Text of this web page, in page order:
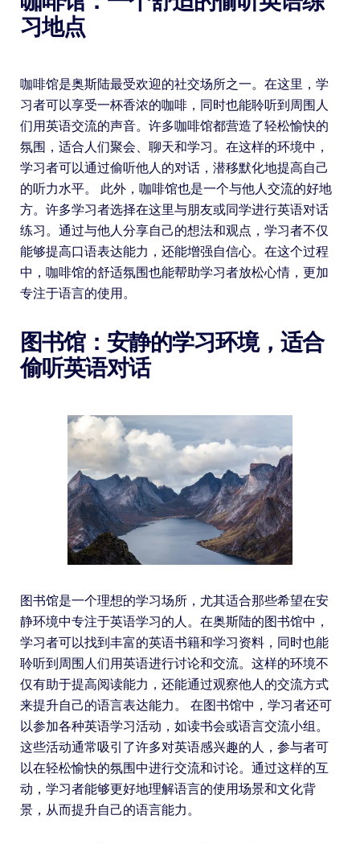
习地点
咖啡馆是奥斯陆最受欢迎的社交场所之一。在这里，学
习者可以享受一杯香浓的咖啡，同时也能聆听到周围人
们用英语交流的声音。许多咖啡馆都营造了轻松愉快的
氛围，适合人们聚会、聊天和学习。在这样的环境中，
学习者可以通过偷听他人的对话，潜移默化地提高自己
的听力水平。 此外，咖啡馆也是一个与他人交流的好地
方。许多学习者选择在这里与朋友或同学进行英语对话
练习。通过与他人分享自己的想法和观点，学习者不仅
能够提高口语表达能力，还能增强自信心。在这个过程
中，咖啡馆的舒适氛围也能帮助学习者放松心情，更加
专注于语言的使用。
图书馆：安静的学习环境，适合
偷听英语对话
图书馆是一个理想的学习场所，尤其适合那些希望在安
静环境中专注于英语学习的人。在奥斯陆的图书馆中，
学习者可以找到丰富的英语书籍和学习资料，同时也能
聆听到周围人们用英语进行讨论和交流。这样的环境不
仅有助于提高阅读能力，还能通过观察他人的交流方式
来提升自己的语言表达能力。 在图书馆中，学习者还可
以参加各种英语学习活动，如读书会或语言交流小组。
这些活动通常吸引了许多对英语感兴趣的人，参与者可
以在轻松愉快的氛围中进行交流和讨论。通过这样的互
动，学习者能够更好地理解语言的使用场景和文化背
景，从而提升自己的语言能力。